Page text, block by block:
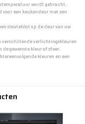
wordt gebracht.
voor een keukendeur met een
sleutelslot op de deur van uw
verschillende verlichtingskleuren
gewenste kleur of sfeer.
kleuren en een